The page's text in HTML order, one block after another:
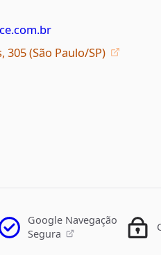
305 (São Paulo/SP)
Google Navegação
Segura